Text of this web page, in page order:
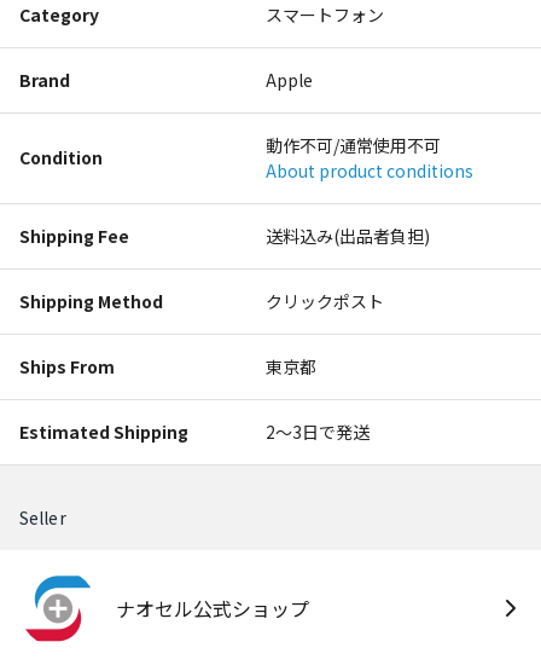
Category スマートフォン
Brand Apple
Condition
動作不可/通常使用不可
About product conditions
Shipping Fee 送料込み(出品者負担)
Shipping Method クリックポスト
Ships From 東京都
Estimated Shipping 2〜3日で発送
Seller
ナオセル公式ショップ